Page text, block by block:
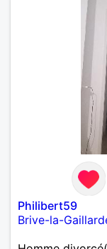
autant être
avec très peu
bienveillant,
respectueux,
laisse « glisser
m’éprenez pas
j’aime me
chance et je
Néanmoins, je
qu’impatient.
bien
homme facile à
d’apprendre à
ravi….A très
Philibert59
Brive-la-